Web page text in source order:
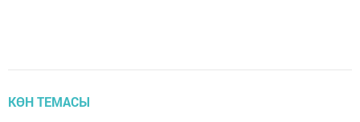
КӨН ТЕМАСЫ